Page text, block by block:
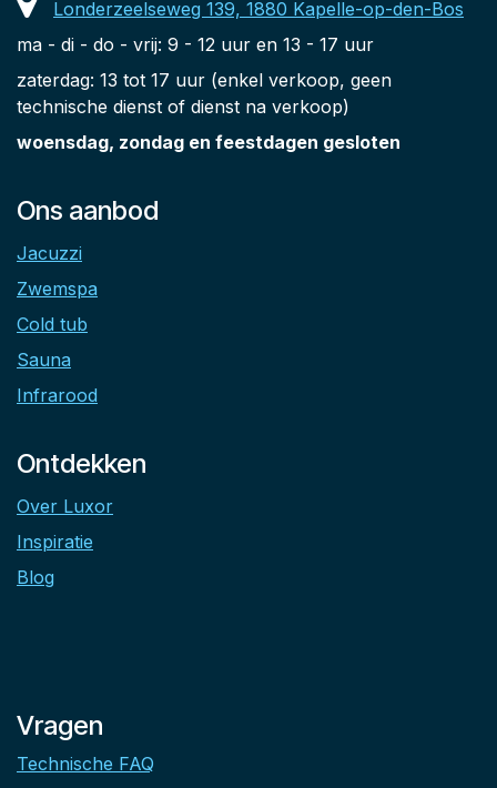
Londerzeelseweg 139, 1880 Kapelle-op-den-Bos
ma - di - do - vrij: 9 - 12 uur en 13 - 17 uur
zaterdag: 13 tot 17 uur (enkel verkoop, geen
technische dienst of dienst na verkoop)
woensdag, zondag en feestdagen gesloten
Ons aanbod
Jacuzzi
Zwemspa
Cold tub
Sauna
Infrarood
Ontdekken
Over Luxor
Inspiratie
Blog
Vragen
Technische FAQ